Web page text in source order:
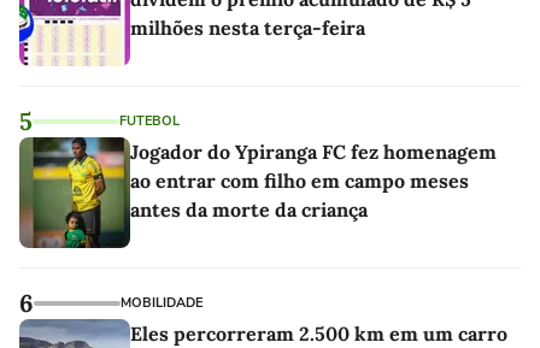
milhões nesta terça-feira
5 FUTEBOL
Jogador do Ypiranga FC fez homenagem
ao entrar com filho em campo meses
antes da morte da criança
6 MOBILIDADE
Eles percorreram 2.500 km em um carro